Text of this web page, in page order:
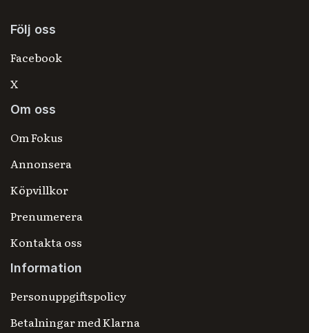
Följ oss
Facebook
X
Om oss
Om Fokus
Annonsera
Köpvillkor
Prenumerera
Kontakta oss
Information
Personuppgiftspolicy
Betalningar med Klarna